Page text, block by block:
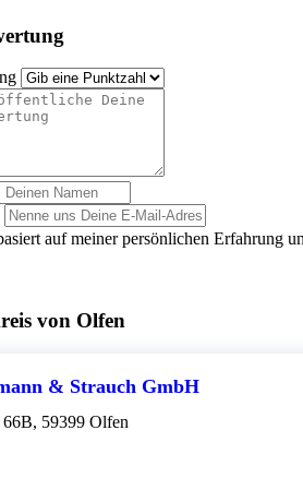
auf meiner persönlichen Erfahrung
von Olfen
& Strauch GmbH
59399 Olfen